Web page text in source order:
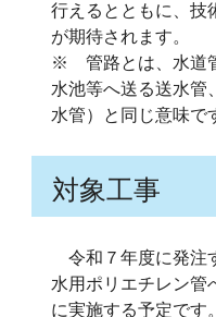
行えるとともに、技
が期待されます。
※ 管路とは、水道
水池等へ送る送水管
水管）と同じ意味で
対象工事
令和７年度に発注
水用ポリエチレン管
に実施する予定です。